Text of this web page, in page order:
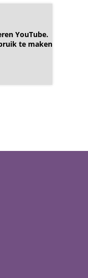
YouTube.
te maken